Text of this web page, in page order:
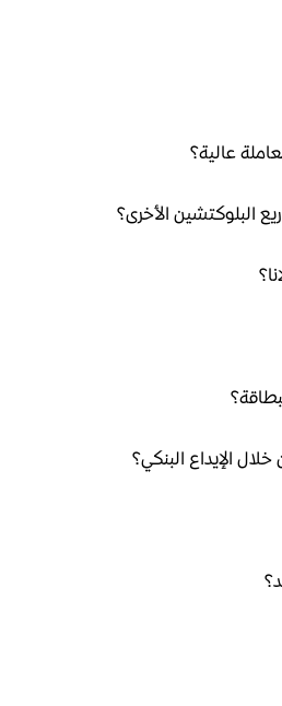
عالية؟
البلوكتشين الأخرى؟